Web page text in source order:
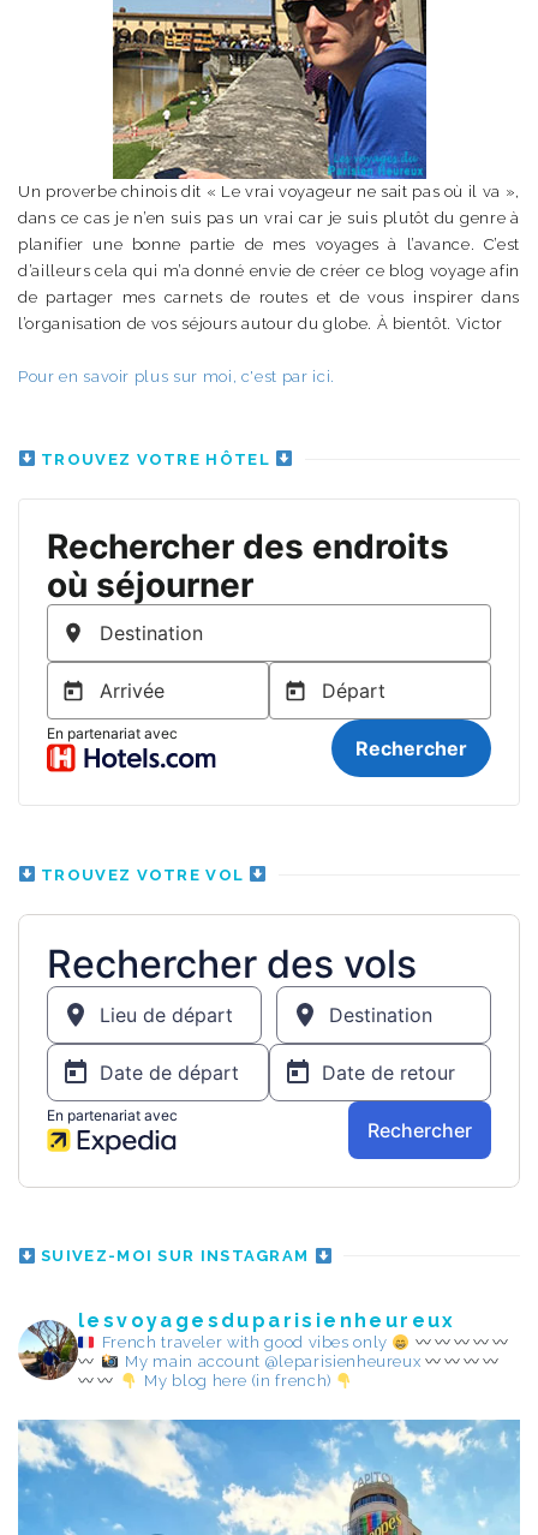
Un proverbe chinois dit « Le vrai voyageur ne sait pas où il va »,
dans ce cas je n’en suis pas un vrai car je suis plutôt du genre à
planifier une bonne partie de mes voyages à l’avance. C’est
d’ailleurs cela qui m’a donné envie de créer ce blog voyage afin
de partager mes carnets de routes et de vous inspirer dans
l’organisation de vos séjours autour du globe. À bientôt. Victor
Pour en savoir plus sur moi, c'est par ici.
TROUVEZ VOTRE HÔTEL
TROUVEZ VOTRE VOL
SUIVEZ-MOI SUR INSTAGRAM
lesvoyagesduparisienheureux
French traveler with good vibes only
My main account @leparisienheureux
My blog here (in french)